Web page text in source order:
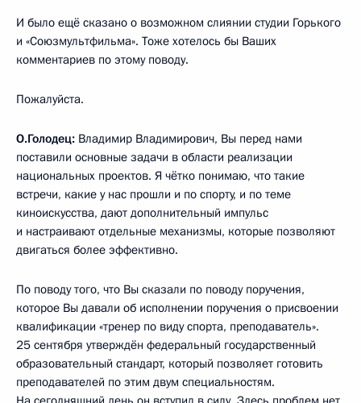
И было ещё сказано о возможном слиянии студии Горького
и «Союзмультфильма». Тоже хотелось бы Ваших
комментариев по этому поводу.
Пожалуйста.
О.Голодец: Владимир Владимирович, Вы перед нами
поставили основные задачи в области реализации
национальных проектов. Я чётко понимаю, что такие
встречи, какие у нас прошли и по спорту, и по теме
киноискусства, дают дополнительный импульс
и настраивают отдельные механизмы, которые позволяют
двигаться более эффективно.
По поводу того, что Вы сказали по поводу поручения,
которое Вы давали об исполнении поручения о присвоении
квалификации «тренер по виду спорта, преподаватель».
25 сентября утверждён федеральный государственный
образовательный стандарт, который позволяет готовить
преподавателей по этим двум специальностям.